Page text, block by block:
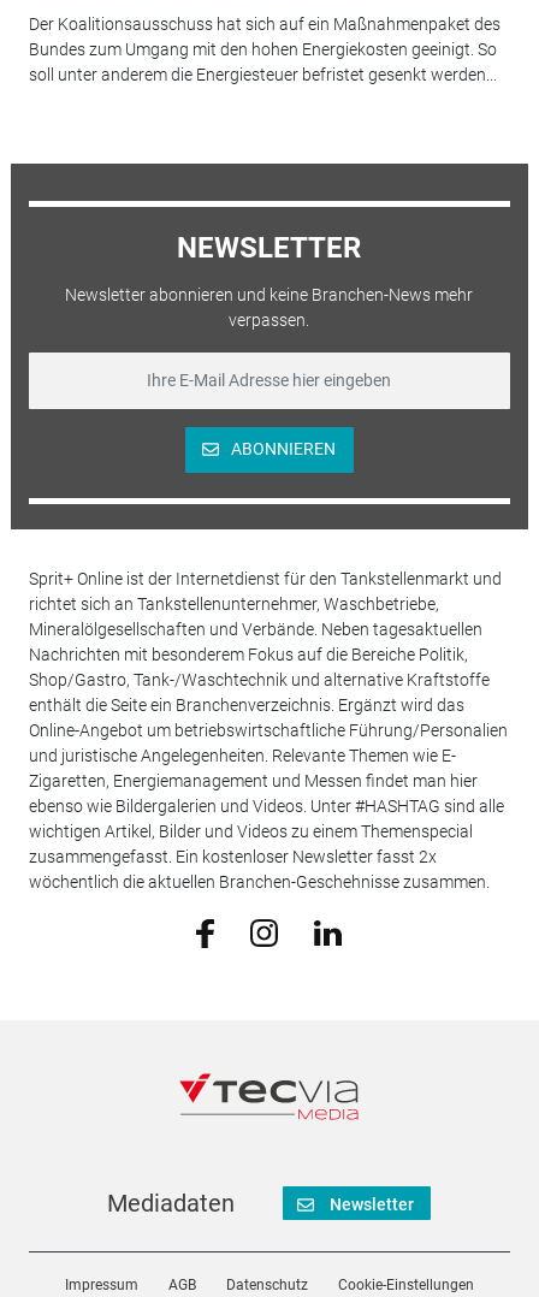
Der Koalitionsausschuss hat sich auf ein Maßnahmenpaket des
Bundes zum Umgang mit den hohen Energiekosten geeinigt. So
soll unter anderem die Energiesteuer befristet gesenkt werden...
NEWSLETTER
Newsletter abonnieren und keine Branchen-News mehr
verpassen.
ABONNIEREN
Sprit+ Online ist der Internetdienst für den Tankstellenmarkt und
richtet sich an Tankstellenunternehmer, Waschbetriebe,
Mineralölgesellschaften und Verbände. Neben tagesaktuellen
Nachrichten mit besonderem Fokus auf die Bereiche Politik,
Shop/Gastro, Tank-/Waschtechnik und alternative Kraftstoffe
enthält die Seite ein Branchenverzeichnis. Ergänzt wird das
Online-Angebot um betriebswirtschaftliche Führung/Personalien
und juristische Angelegenheiten. Relevante Themen wie E-
Zigaretten, Energiemanagement und Messen findet man hier
ebenso wie Bildergalerien und Videos. Unter #HASHTAG sind alle
wichtigen Artikel, Bilder und Videos zu einem Themenspecial
zusammengefasst. Ein kostenloser Newsletter fasst 2x
wöchentlich die aktuellen Branchen-Geschehnisse zusammen.
Mediadaten Newsletter
Impressum AGB Datenschutz Cookie-Einstellungen